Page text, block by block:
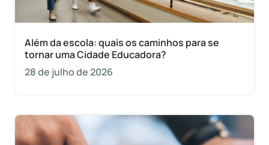
Além da escola: quais os caminhos para se
tornar uma Cidade Educadora?
28 de julho de 2026